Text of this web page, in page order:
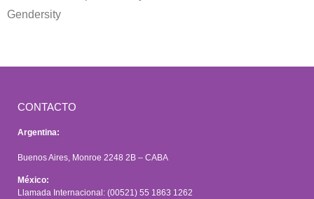
Gendersity
CONTACTO
Argentina:
Buenos Aires, Monroe 2248 2B – CABA
México:
Llamada Internacional: (00521) 55 1863 1262